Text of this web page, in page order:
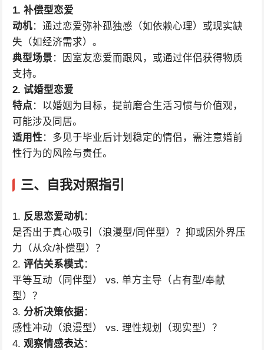
1. 补偿型恋爱
动机：通过恋爱弥补孤独感（如依赖心理）或现实缺
失（如经济需求）。
典型场景：因室友恋爱而跟风，或通过伴侣获得物质
支持。
2. 试婚型恋爱
特点 ：以婚姻为目标，提前磨合生活习惯与价值观，
可能涉及同居。
适用性 ：多见于毕业后计划稳定的情侣，需注意婚前
性行为的风险与责任。
三、自我对照指引
1. 反思恋爱动机：
是否出于真心吸引（浪漫型/同伴型）？抑或因外界压
力（从众/补偿型）？
2. 评估关系模式：
平等互动（同伴型） vs. 单方主导（占有型/奉献
型）？
3. 分析决策依据：
感性冲动（浪漫型） vs. 理性规划（现实型）？
4. 观察情感表达：